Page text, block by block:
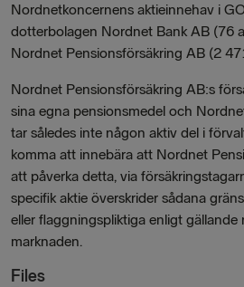
Nordnetkoncernens aktieinnehav i
dotterbolagen Nordnet Bank AB (76
Nordnet Pensionsförsäkring AB (2
Nordnet Pensionsförsäkring AB:s
sina egna pensionsmedel och
tar således inte någon aktiv del i
komma att innebära att Nordnet
att påverka detta, via
specifik aktie överskrider sådana
eller flaggningspliktiga enligt gällande
marknaden.
Files